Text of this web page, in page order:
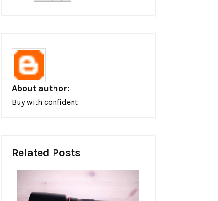
About author:
Buy with confident
Related Posts